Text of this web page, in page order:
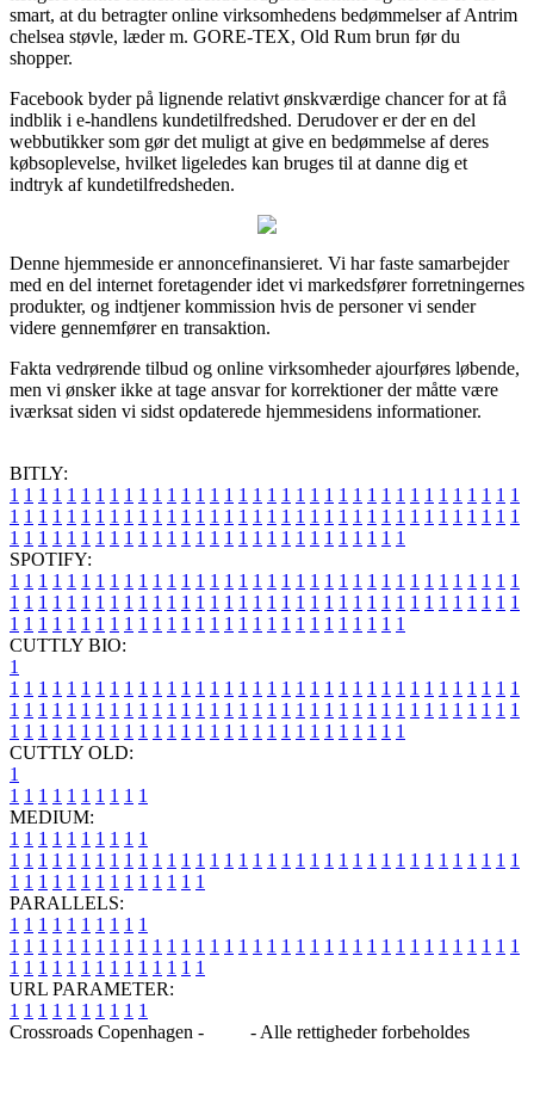
smart, at du betragter online virksomhedens bedømmelser af Antrim
chelsea støvle, læder m. GORE-TEX, Old Rum brun før du
shopper.
Facebook byder på lignende relativt ønskværdige chancer for at få
indblik i e-handlens kundetilfredshed. Derudover er der en del
webbutikker som gør det muligt at give en bedømmelse af deres
købsoplevelse, hvilket ligeledes kan bruges til at danne dig et
indtryk af kundetilfredsheden.
Denne hjemmeside er annoncefinansieret. Vi har faste samarbejder
med en del internet foretagender idet vi markedsfører forretningernes
produkter, og indtjener kommission hvis de personer vi sender
videre gennemfører en transaktion.
Fakta vedrørende tilbud og online virksomheder ajourføres løbende,
men vi ønsker ikke at tage ansvar for korrektioner der måtte være
iværksat siden vi sidst opdaterede hjemmesidens informationer.
BITLY:
1 1 1 1 1 1 1 1 1 1 1 1 1 1 1 1 1 1 1 1 1 1 1 1 1 1 1 1 1 1 1 1 1 1 1 1
1 1 1 1 1 1 1 1 1 1 1 1 1 1 1 1 1 1 1 1 1 1 1 1 1 1 1 1 1 1 1 1 1 1 1 1
1 1 1 1 1 1 1 1 1 1 1 1 1 1 1 1 1 1 1 1 1 1 1 1 1 1 1 1
SPOTIFY:
1 1 1 1 1 1 1 1 1 1 1 1 1 1 1 1 1 1 1 1 1 1 1 1 1 1 1 1 1 1 1 1 1 1 1 1
1 1 1 1 1 1 1 1 1 1 1 1 1 1 1 1 1 1 1 1 1 1 1 1 1 1 1 1 1 1 1 1 1 1 1 1
1 1 1 1 1 1 1 1 1 1 1 1 1 1 1 1 1 1 1 1 1 1 1 1 1 1 1 1
CUTTLY BIO:
1
1 1 1 1 1 1 1 1 1 1 1 1 1 1 1 1 1 1 1 1 1 1 1 1 1 1 1 1 1 1 1 1 1 1 1 1
1 1 1 1 1 1 1 1 1 1 1 1 1 1 1 1 1 1 1 1 1 1 1 1 1 1 1 1 1 1 1 1 1 1 1 1
1 1 1 1 1 1 1 1 1 1 1 1 1 1 1 1 1 1 1 1 1 1 1 1 1 1 1 1
CUTTLY OLD:
1
1 1 1 1 1 1 1 1 1 1
MEDIUM:
1 1 1 1 1 1 1 1 1 1
1 1 1 1 1 1 1 1 1 1 1 1 1 1 1 1 1 1 1 1 1 1 1 1 1 1 1 1 1 1 1 1 1 1 1 1
1 1 1 1 1 1 1 1 1 1 1 1 1 1
PARALLELS:
1 1 1 1 1 1 1 1 1 1
1 1 1 1 1 1 1 1 1 1 1 1 1 1 1 1 1 1 1 1 1 1 1 1 1 1 1 1 1 1 1 1 1 1 1 1
1 1 1 1 1 1 1 1 1 1 1 1 1 1
URL PARAMETER:
1 1 1 1 1 1 1 1 1 1
Crossroads Copenhagen -
- Alle rettigheder forbeholdes